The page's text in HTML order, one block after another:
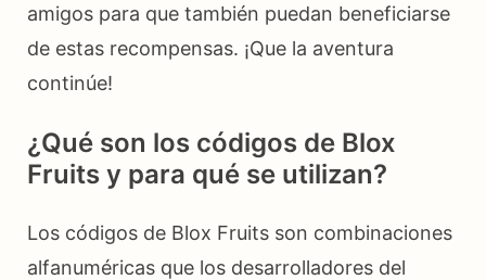
amigos para que también puedan beneficiarse
de estas recompensas. ¡Que la aventura
continúe!
¿Qué son los códigos de Blox
Fruits y para qué se utilizan?
Los códigos de Blox Fruits son combinaciones
alfanuméricas que los desarrolladores del